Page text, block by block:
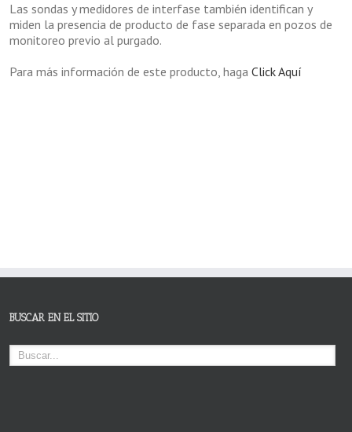
Las sondas y medidores de interfase también identifican y
miden la presencia de producto de fase separada en pozos de
monitoreo previo al purgado.
Para más información de este producto, haga Click Aquí
BUSCAR EN EL SITIO